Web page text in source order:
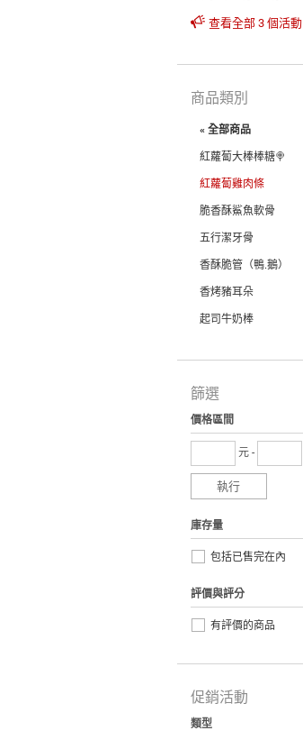
查看全部 3 個活動
商品類別
« 全部商品
紅蘿蔔大棒棒糖🍭
紅蘿蔔雞肉條
脆香酥鯊魚軟骨
五行潔牙骨
香酥脆管（鴨.鵝）
香烤豬耳朵
起司牛奶棒
篩選
價格區間
元 -
執行
庫存量
包括已售完在內
評價與評分
有評價的商品
促銷活動
類型